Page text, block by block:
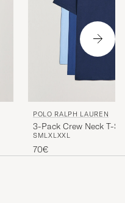
POLO RALPH LAUREN
3-Pack Crew Neck T-
Navy/Light Navy/Elite
SMLXLXXL
70€